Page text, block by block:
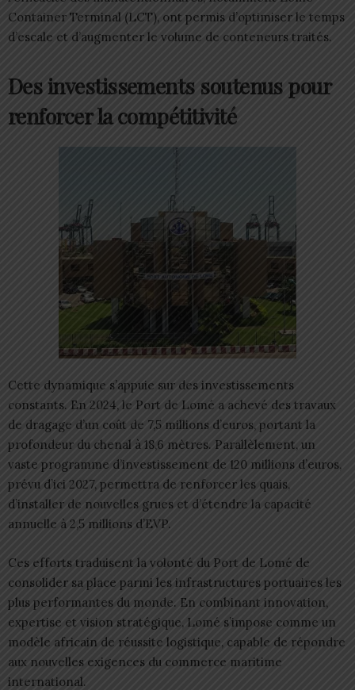
Container Terminal (LCT), ont permis d’optimiser le temps
d’escale et d’augmenter le volume de conteneurs traités.
Des investissements soutenus pour
renforcer la compétitivité
Cette dynamique s’appuie sur des investissements
constants. En 2024, le Port de Lomé a achevé des travaux
de dragage d’un coût de 7,5 millions d’euros, portant la
profondeur du chenal à 18,6 mètres. Parallèlement, un
vaste programme d’investissement de 120 millions d’euros,
prévu d’ici 2027, permettra de renforcer les quais,
d’installer de nouvelles grues et d’étendre la capacité
annuelle à 2,5 millions d’EVP.
Ces efforts traduisent la volonté du Port de Lomé de
consolider sa place parmi les infrastructures portuaires les
plus performantes du monde. En combinant innovation,
expertise et vision stratégique, Lomé s’impose comme un
modèle africain de réussite logistique, capable de répondre
aux nouvelles exigences du commerce maritime
international.